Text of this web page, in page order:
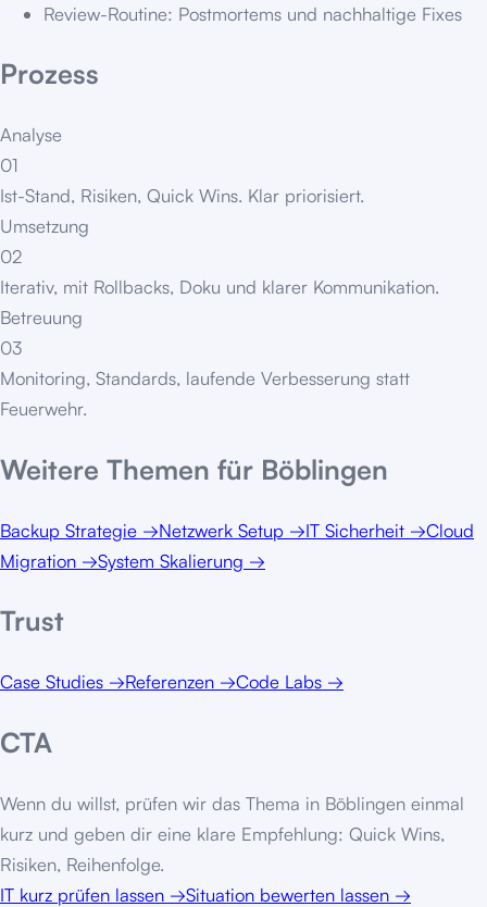
Review-Routine: Postmortems und nachhaltige Fixes
Prozess
Analyse
01
Ist-Stand, Risiken, Quick Wins. Klar priorisiert.
Umsetzung
02
Iterativ, mit Rollbacks, Doku und klarer Kommunikation.
Betreuung
03
Monitoring, Standards, laufende Verbesserung statt
Feuerwehr.
Weitere Themen für Böblingen
Backup Strategie →Netzwerk Setup →IT Sicherheit →Cloud
Migration →System Skalierung →
Trust
Case Studies →Referenzen →Code Labs →
CTA
Wenn du willst, prüfen wir das Thema in Böblingen einmal
kurz und geben dir eine klare Empfehlung: Quick Wins,
Risiken, Reihenfolge.
IT kurz prüfen lassen →Situation bewerten lassen →